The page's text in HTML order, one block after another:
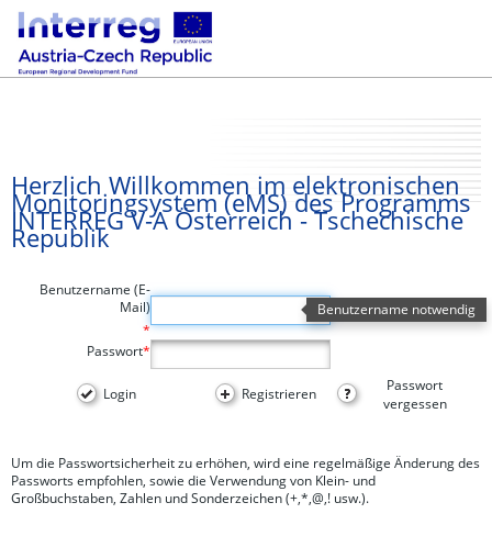
Herzlich Willkommen im elektronischen
Monitoringsystem (eMS) des Programms
INTERREG V-A Österreich - Tschechische
Republik
Benutzername (E-
Mail)
*
Passwort*
Login Registrieren
Passwort
vergessen
Um die Passwortsicherheit zu erhöhen, wird eine regelmäßige Änderung des
Passworts empfohlen, sowie die Verwendung von Klein- und
Großbuchstaben, Zahlen und Sonderzeichen (+,*,@,! usw.).
Benutzername notwendig